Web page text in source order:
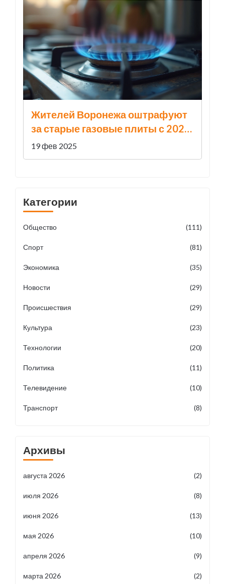
Жителей Воронежа оштрафуют
за старые газовые плиты с 2025
года
19 фев 2025
Категории
Общество (111)
Спорт (81)
Экономика (35)
Новости (29)
Происшествия (29)
Культура (23)
Технологии (20)
Политика (11)
Телевидение (10)
Транспорт (8)
Архивы
августа 2026 (2)
июля 2026 (8)
июня 2026 (13)
мая 2026 (10)
апреля 2026 (9)
марта 2026 (2)